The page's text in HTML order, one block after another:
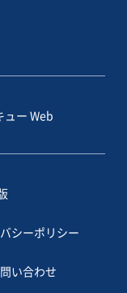
ュー Web
シーポリシー
い合わせ